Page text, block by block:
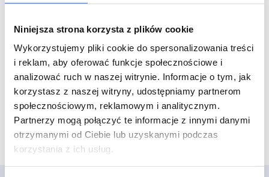
Niniejsza strona korzysta z plików cookie
Wykorzystujemy pliki cookie do spersonalizowania treści
i reklam, aby oferować funkcje społecznościowe i
analizować ruch w naszej witrynie. Informacje o tym, jak
korzystasz z naszej witryny, udostępniamy partnerom
społecznościowym, reklamowym i analitycznym.
Partnerzy mogą połączyć te informacje z innymi danymi
otrzymanymi od Ciebie lub uzyskanymi podczas
korzystania z ich usług.
Adamon SR 200 kapsułki o
przedłużonym uwalnianiu
(200 mg) - 10 kaps.